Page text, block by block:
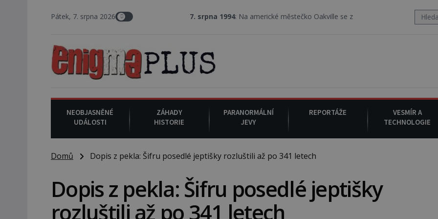
Pátek, 7. srpna 2026 : Na americké městečko Oakville se z nebe snáší podivná rosolovitá látka
NEOBJASNĚNÉ
UDÁLOSTI
ZÁHADY
HISTORIE
PARANORMÁLNÍ
JEVY
REPORTÁŽE
VESMÍR A
TECHNOLOGIE
Domů Dopis z pekla: Šifru posedlé jeptišky rozluštili až po 341 letech
Dopis z pekla: Šifru posedlé jeptišky
rozluštili až po 341 letech